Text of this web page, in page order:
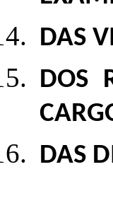
DAS
DOS
DAS